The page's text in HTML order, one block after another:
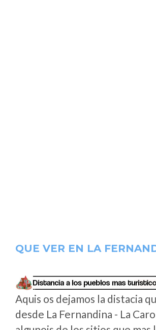
QUE VER EN LA
Aquis os dejamos la distacia
desde La Fernandina - La